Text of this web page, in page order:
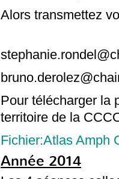
Alors transmettez
Pour télécharger la
territoire de la
Fichier:Atlas Amph
Année 2014